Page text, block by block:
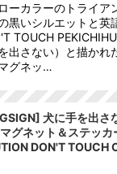
ーカラーのトライア
黒いシルエットと英
TOUCH
出さない）と描かれ
グネッ…
犬に手を出さ
グネット＆ステッカ
DON'T TOUCH